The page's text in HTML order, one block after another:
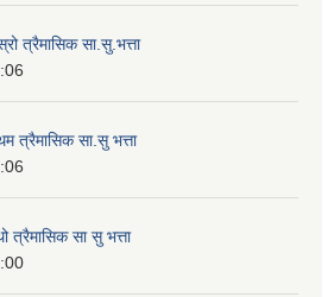
त्रैमासिक सा.सु.भत्ता
सा.सु भत्ता
सा सु भत्ता